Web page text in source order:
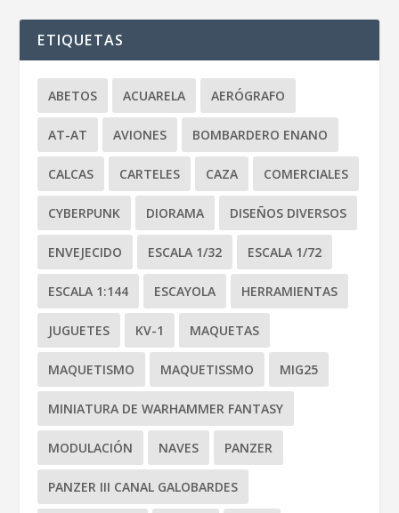
ETIQUETAS
ABETOS ACUARELA AERÓGRAFO
AT-AT AVIONES BOMBARDERO ENANO
CALCAS CARTELES CAZA COMERCIALES
CYBERPUNK DIORAMA DISEÑOS DIVERSOS
ENVEJECIDO ESCALA 1/32 ESCALA 1/72
ESCALA 1:144 ESCAYOLA HERRAMIENTAS
JUGUETES KV-1 MAQUETAS
MAQUETISMO MAQUETISSMO MIG25
MINIATURA DE WARHAMMER FANTASY
MODULACIÓN NAVES PANZER
PANZER III CANAL GALOBARDES